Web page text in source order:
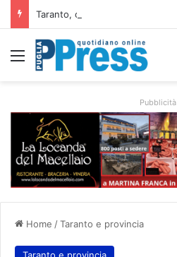
Menu
Pubblicità
Home /Taranto e provincia